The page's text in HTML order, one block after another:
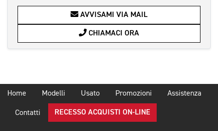
AVVISAMI VIA MAIL
CHIAMACI ORA
Home Modelli Usato Promozioni Assistenza
Contatti RECESSO ACQUISTI ON-LINE